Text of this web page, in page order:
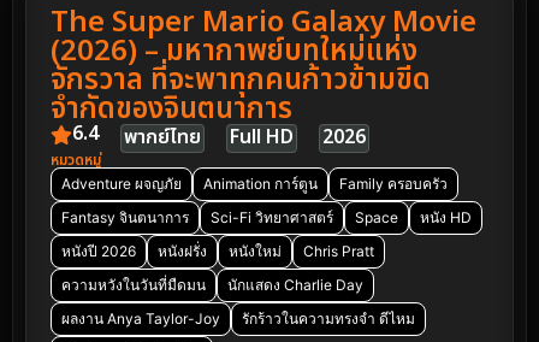
The Super Mario Galaxy Movie
(2026) – มหากาพย์บทใหม่แห่ง
จักรวาล ที่จะพาทุกคนก้าวข้ามขีด
จำกัดของจินตนาการ
6.4 พากย์ไทย Full HD 2026
หมวดหมู่
Adventure ผจญภัย Animation การ์ตูน
Family ครอบครัว
Fantasy จินตนาการ
Sci-Fi วิทยาศาสตร์ Space
หนัง HD
หนังปี 2026
หนังฝรั่ง หนังใหม่
Chris Pratt
ความหวังในวันที่มืดมน
นักแสดง Charlie Day
ผลงาน Anya Taylor-Joy
รักร้าวในความทรงจำ ดีไหม